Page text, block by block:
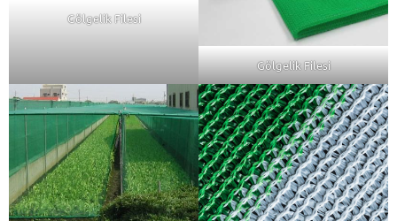
Gölgelik Filesi
Gölgelik Filesi